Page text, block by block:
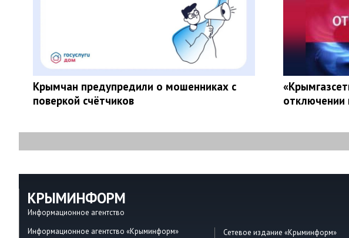
Крымчан предупредили о мошенниках с
поверкой счётчиков
отключении
КРЫМИНФОРМ
Информационное агентство
Информационное агентство «Крыминформ»
Сетевое издание «Крыминформ»